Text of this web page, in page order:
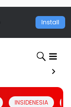
Install
INSIDENESIA